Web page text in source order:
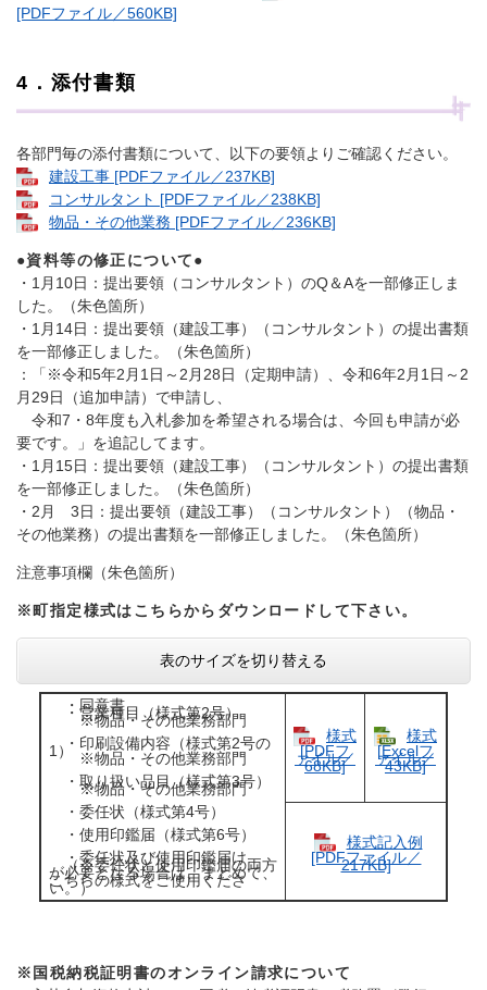
[PDFファイル／560KB]
4．添付書類
各部門毎の添付書類について、以下の要領よりご確認ください。
建設工事 [PDFファイル／237KB]
コンサルタント [PDFファイル／238KB]
物品・その他業務 [PDFファイル／236KB]
●資料等の修正について●
・1月10日：提出要領（コンサルタント）のQ＆Aを一部修正しま
した。（朱色箇所）
・1月14日：提出要領（建設工事）（コンサルタント）の提出書類
を一部修正しました。（朱色箇所）
：「※令和5年2月1日～2月28日（定期申請）、令和6年2月1日～2
月29日（追加申請）で申請し、
令和7・8年度も入札参加を希望される場合は、今回も申請が必
要です。」を追記してます。
・1月15日：提出要領（建設工事）（コンサルタント）の提出書類
を一部修正しました。（朱色箇所）
・2月 3日：提出要領（建設工事）（コンサルタント）（物品・
その他業務）の提出書類を一部修正しました。（朱色箇所）
注意事項欄（朱色箇所）
※町指定様式はこちらからダウンロードして下さい。
表のサイズを切り替える
・同意書
・営業種目（様式第2号）
※物品・その他業務部門
・印刷設備内容（様式第2号の
1）
※物品・その他業務部門
・取り扱い品目（様式第3号）
※物品・その他業務部門
・委任状（様式第4号）
・使用印鑑届（様式第6号）
・委任状及び使用印鑑届け
（※委任状と使用印鑑届の両方
が必要となる場合は、まとめて、
こちらの様式をご使用くださ
い。）
様式
[PDFフ
ァイル／
68KB]
様式
[Excelフ
ァイル／
43KB]
様式記入例
[PDFファイル／
217KB]
※国税納税証明書のオンライン請求について